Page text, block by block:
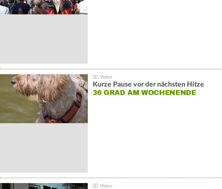
Kurze Pause vor der nächsten Hitze
36 GRAD AM WOCHENENDE